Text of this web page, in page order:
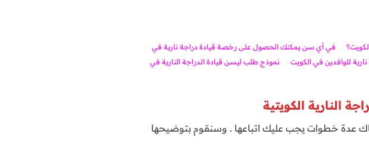
في أي سن يمكنك الحصول على رخصة قيادة دراجة نارية في
للوافدين في الكويت
نموذج طلب ليسن قيادة الدراجة النارية في
النارية الكويتية
عدة خطوات يجب عليك اتباعها . وسنقوم بتوضيحها